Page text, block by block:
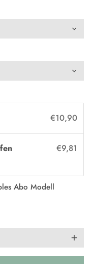
€10,90
€9,81
Abo Modell
add